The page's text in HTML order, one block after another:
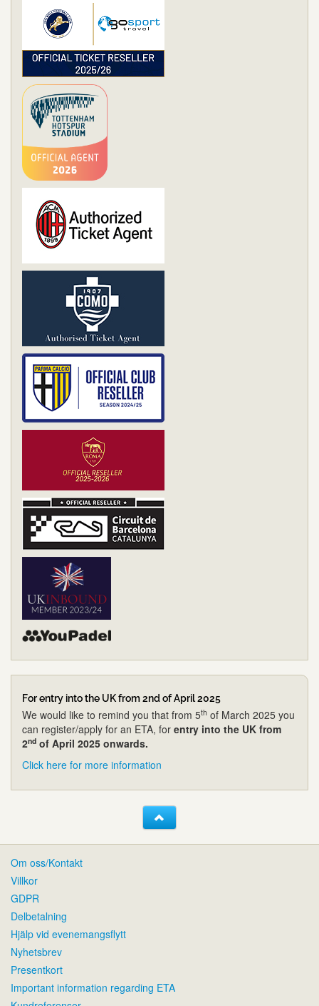
For entry into the UK from 2nd of April 2025
We would like to remind you that from 5th of March 2025 you
can register/apply for an ETA, for entry into the UK from
2nd of April 2025 onwards.
Click here for more information
Om oss/Kontakt
Villkor
GDPR
Delbetalning
Hjälp vid evenemangsflytt
Nyhetsbrev
Presentkort
Important information regarding ETA